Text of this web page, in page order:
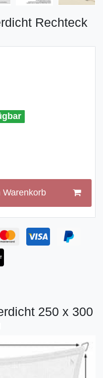
Rechteck
Warenkorb
250 x 300